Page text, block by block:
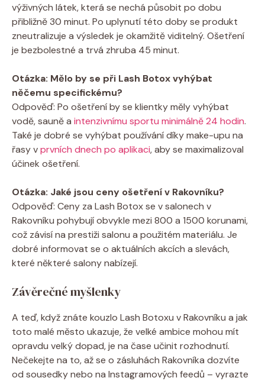
výživných látek, která se nechá působit po dobu
přibližně 30 minut. Po uplynutí této doby se produkt
zneutralizuje a výsledek je okamžitě viditelný. Ošetření
je bezbolestné a trvá zhruba 45 minut.
Otázka: Mělo by se při Lash Botox vyhýbat
něčemu specifickému?
Odpověď: Po ošetření by se klientky měly vyhýbat
vodě, sauně a intenzivnímu sportu minimálně 24 hodin.
Také je dobré se vyhýbat používání díky make-upu na
řasy vprvních dnech po aplikaci, aby se maximalizoval
účinek ošetření.
Otázka: Jaké jsou ceny ošetření v Rakovníku?
Odpověď: Ceny za Lash Botox se v salonech v
Rakovníku pohybují obvykle mezi 800 a 1500 korunami,
což závisí na prestiži salonu a použitém materiálu. Je
dobré informovat se o aktuálních akcích a slevách,
které některé salony nabízejí.
Závěrečné myšlenky
A teď, když znáte kouzlo Lash Botoxu v Rakovníku a jak
toto malé město ukazuje, že velké ambice mohou mít
opravdu velký dopad, je na čase učinit rozhodnutí.
Nečekejte na to, až se o zásluhách Rakovníka dozvíte
od sousedky nebo na Instagramových feedů – vyrazte